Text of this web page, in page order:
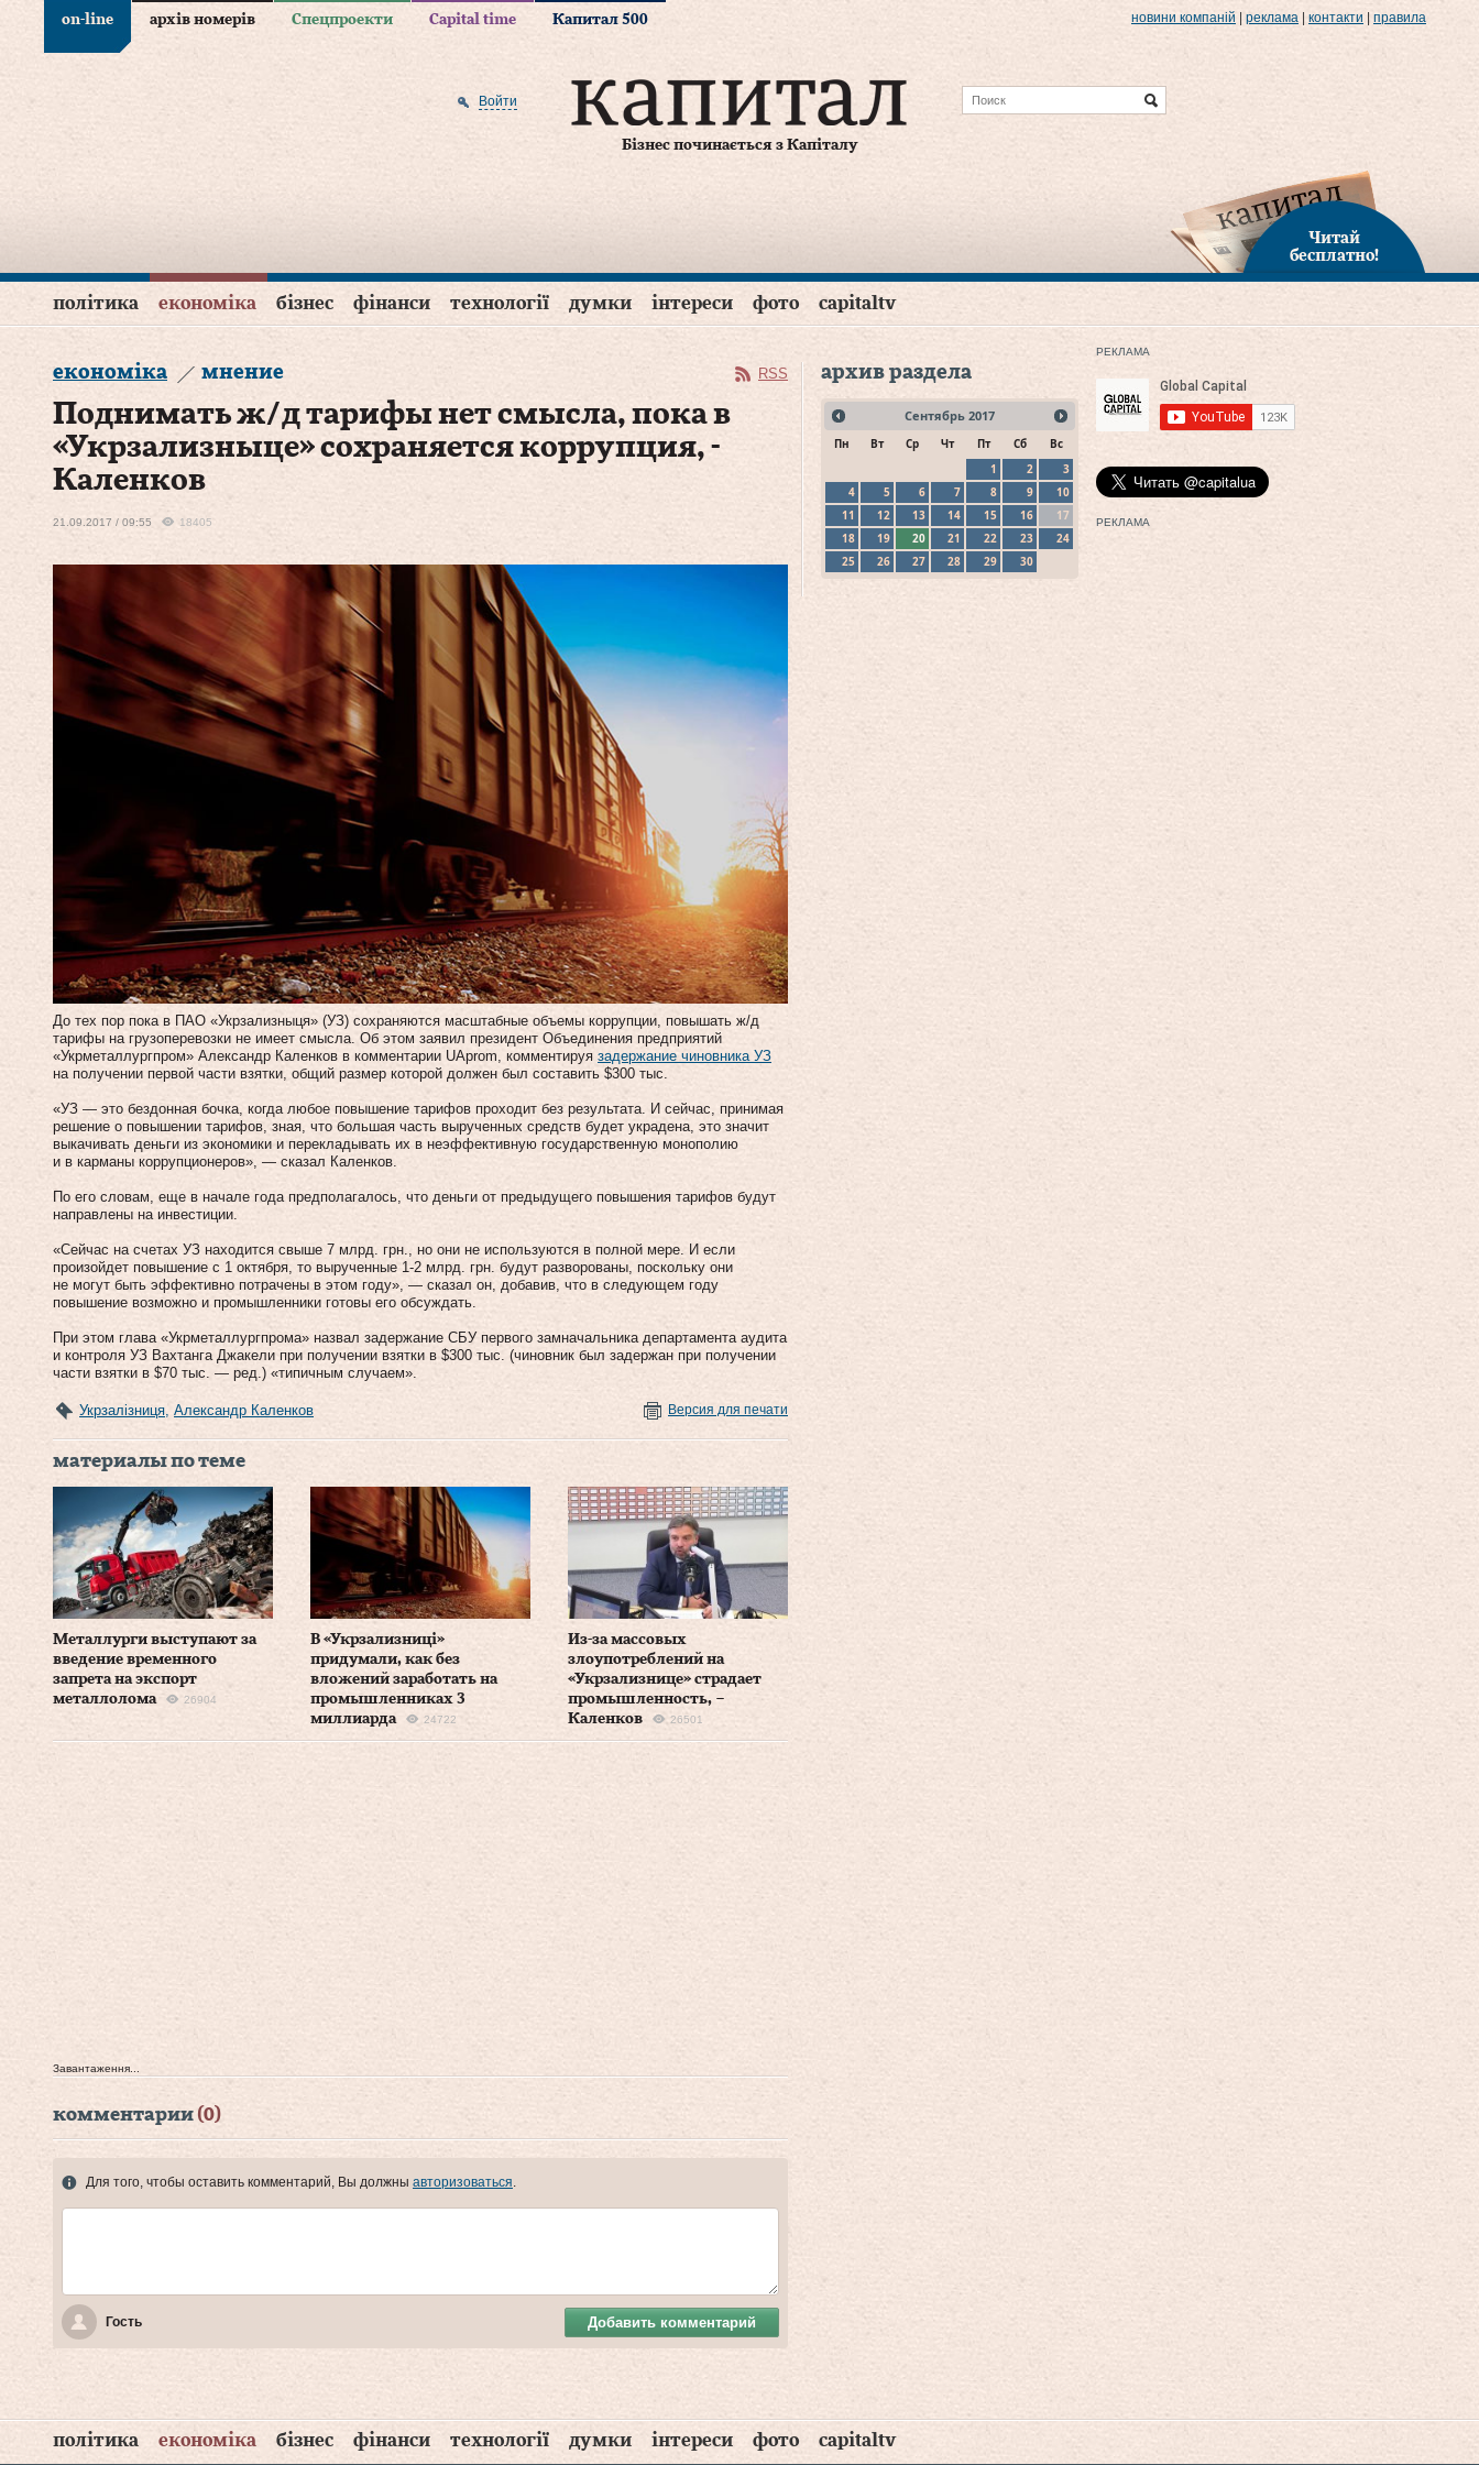
on-line архів номерів Спецпроекти Capital time Капитал 500 новини компаній реклама контакти правила
Бізнес починається з Капіталу
Войти
Читай
бесплатно!
політика економіка бізнес фінанси технології думки інтереси фото capitaltv
економіка мнение RSS
Поднимать ж/д тарифы нет смысла, пока в
«Укрзализныце» сохраняется коррупция, -
Каленков
21.09.2017 / 09:55 18405
До тех пор пока в ПАО «Укрзализныця» (УЗ) сохраняются масштабные объемы коррупции, повышать ж/д
тарифы на грузоперевозки не имеет смысла. Об этом заявил президент Объединения предприятий
«Укрметаллургпром» Александр Каленков в комментарии UAprom, комментируя задержание чиновника УЗ
на получении первой части взятки, общий размер которой должен был составить $300 тыс.
«УЗ — это бездонная бочка, когда любое повышение тарифов проходит без результата. И сейчас, принимая
решение о повышении тарифов, зная, что большая часть вырученных средств будет украдена, это значит
выкачивать деньги из экономики и перекладывать их в неэффективную государственную монополию
и в карманы коррупционеров», — сказал Каленков.
По его словам, еще в начале года предполагалось, что деньги от предыдущего повышения тарифов будут
направлены на инвестиции.
«Сейчас на счетах УЗ находится свыше 7 млрд. грн., но они не используются в полной мере. И если
произойдет повышение с 1 октября, то вырученные 1-2 млрд. грн. будут разворованы, поскольку они
не могут быть эффективно потрачены в этом году», — сказал он, добавив, что в следующем году
повышение возможно и промышленники готовы его обсуждать.
При этом глава «Укрметаллургпрома» назвал задержание СБУ первого замначальника департамента аудита
и контроля УЗ Вахтанга Джакели при получении взятки в $300 тыс. (чиновник был задержан при получении
части взятки в $70 тыс. — ред.) «типичным случаем».
Укрзалізниця Александр Каленков Версия для печати
материалы по теме
Металлурги выступают за
введение временного
запрета на экспорт
металлолома
26904
В «Укрзализниці»
придумали, как без
вложений заработать на
промышленниках 3
миллиарда
24722
Из-за массовых
злоупотреблений на
«Укрзализнице» страдает
промышленность, –
Каленков
26501
Завантаження...
комментарии (0)
Для того, чтобы оставить комментарий, Вы должны авторизоваться
Гость Добавить комментарий
архив раздела
Сентябрь 2017
Пн Вт Ср Чт Пт Сб
Вс
1
2
3
4
5 6 7 8 9
10
11
12 13 14 15 16
17
18
19 20 21 22 23
24
25
26 27 28 29 30
РЕКЛАМА
РЕКЛАМА
політика економіка бізнес фінанси технології думки інтереси фото capitaltv